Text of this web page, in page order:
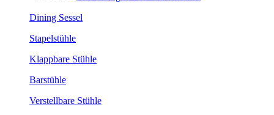
Dining Sessel
Stapelstühle
Klappbare Stühle
Barstühle
Verstellbare Stühle